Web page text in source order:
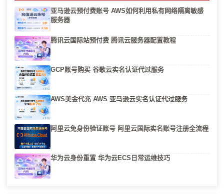
亚马逊云预付费账号 AWS如何利用私有网络隔离敏感
服务器
腾讯云国际站预付费 腾讯云服务器配置教程
GCP账号购买 谷歌云实名认证代过服务
AWS美金代充 AWS 亚马逊云实名认证代过服务
阿里云免身份验证账号 阿里云国际实名账号注册全流程
华为云身份重置 华为云ECS日常运维技巧